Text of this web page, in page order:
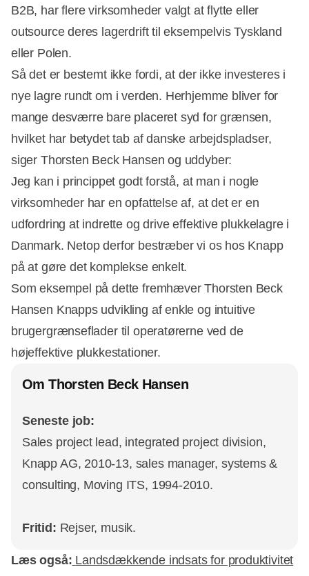
B2B, har flere virksomheder valgt at flytte eller
outsource deres lagerdrift til eksempelvis Tyskland
eller Polen.
Så det er bestemt ikke fordi, at der ikke investeres i
nye lagre rundt om i verden. Herhjemme bliver for
mange desværre bare placeret syd for grænsen,
hvilket har betydet tab af danske arbejdspladser,
siger Thorsten Beck Hansen og uddyber:
Jeg kan i princippet godt forstå, at man i nogle
virksomheder har en opfattelse af, at det er en
udfordring at indrette og drive effektive plukkelagre i
Danmark. Netop derfor bestræber vi os hos Knapp
på at gøre det komplekse enkelt.
Som eksempel på dette fremhæver Thorsten Beck
Hansen Knapps udvikling af enkle og intuitive
brugergrænseflader til operatørerne ved de
højeffektive plukkestationer.
Om Thorsten Beck Hansen
Seneste job:
Sales project lead, integrated project division,
Knapp AG, 2010-13, sales manager, systems &
consulting, Moving ITS, 1994-2010.
Fritid: Rejser, musik.
Læs også: Landsdækkende indsats for produktivitet